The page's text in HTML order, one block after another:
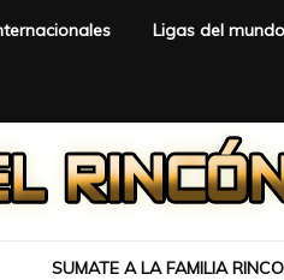
Ligas del mundo
SUMATE A LA FAMILIA